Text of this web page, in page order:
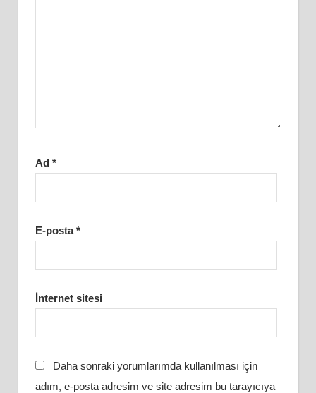
Ad *
E-posta*
İnternet sitesi
Daha sonraki yorumlarımda kullanılması için
adım, e-posta adresim ve site adresim bu tarayıcıya